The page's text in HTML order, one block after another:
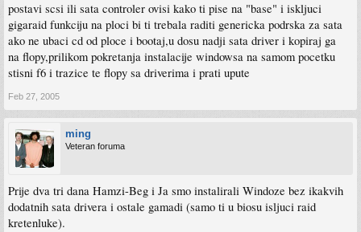
postavi scsi ili sata controler ovisi kako ti pise na "base" i iskljuci
gigaraid funkciju na ploci bi ti trebala raditi genericka podrska za sata
ako ne ubaci cd od ploce i bootaj,u dosu nadji sata driver i kopiraj ga
na flopy,prilikom pokretanja instalacije windowsa na samom pocetku
stisni f6 i trazice te flopy sa driverima i prati upute
Feb 27, 2005
ming
Veteran foruma
Prije dva tri dana Hamzi-Beg i Ja smo instalirali Windoze bez ikakvih
dodatnih sata drivera i ostale gamadi (samo ti u biosu isljuci raid
kretenluke).